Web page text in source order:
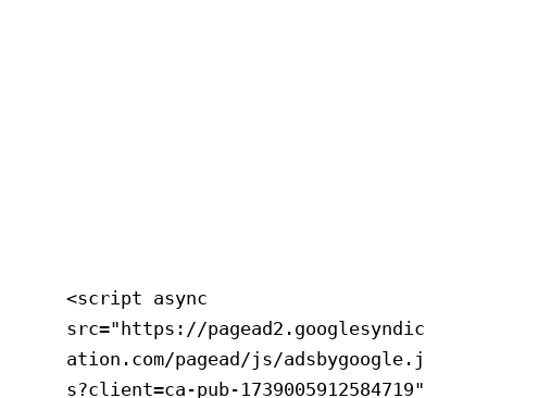
<script async
src="https://pagead2.googlesyndic
ation.com/pagead/js/adsbygoogle.j
s?client=ca-pub-1739005912584719"